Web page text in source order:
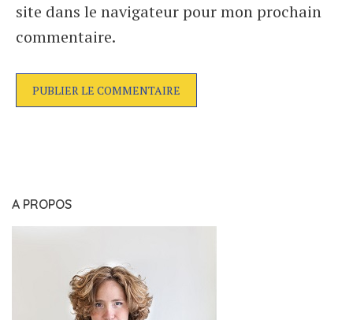
site dans le navigateur pour mon prochain
commentaire.
A PROPOS